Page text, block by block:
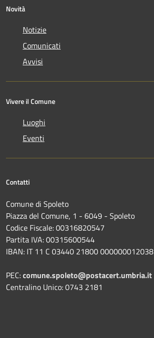
Novità
Notizie
Comunicati
Avvisi
Vivere il Comune
Luoghi
Eventi
Contatti
Comune di Spoleto
Piazza del Comune, 1 - 6049 - Spoleto
Codice Fiscale: 00316820547
Partita IVA: 00315600544
IBAN: IT 11 C 03440 21800 000000012038
PEC:comune.spoleto@postacert.umbria.it
Centralino Unico: 0743 2181